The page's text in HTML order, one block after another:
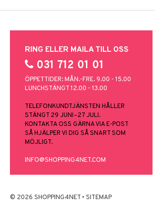
RING ELLER MAILA TILL OSS
031 712 01 01
ÖPPETTIDER: MÅN.-FRE. 9.00 - 15.00
LUNCHSTÄNGT 12.00 - 13.00
TELEFONKUNDTJÄNSTEN HÅLLER
STÄNGT 29 JUNI–27 JULI.
KONTAKTA OSS GÄRNA VIA E-POST
SÅ HJÄLPER VI DIG SÅ SNART SOM
MÖJLIGT.
INFO@SHOPPING4NET.COM
© 2026 SHOPPING4NET • SITEMAP